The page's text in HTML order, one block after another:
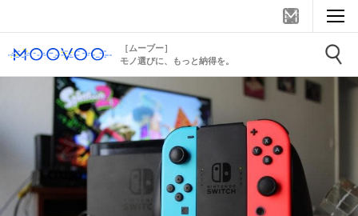
［ムーブー］
モノ選びに、もっと納得を。